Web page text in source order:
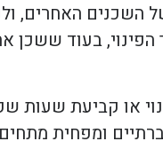
השכנים האחרים,
בעוד ששכן
או קביעת שעות
ומפחית